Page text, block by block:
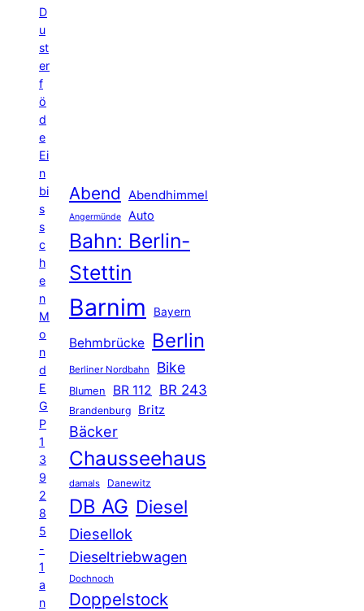
D
u
st
er
f
ö
d
e
Ei
n
bi
s
s
c
h
e
n
M
o
n
d
E
G
P
1
3
9
2
8
5
-
1
a
n
Abend Abendhimmel
Angermünde Auto
Bahn: Berlin-
Stettin
Barnim Bayern
Behmbrücke Berlin
Berliner Nordbahn Bike
Blumen BR 112 BR 243
Brandenburg Britz
Bäcker
Chausseehaus
damals Danewitz
DB AG Diesel
Diesellok
Dieseltriebwagen
Dochnoch
Doppelstock